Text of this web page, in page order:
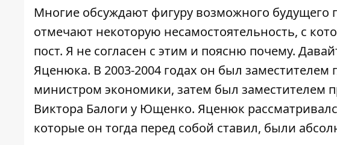
Многие обсуждают фигуру возможного будущего
отмечают некоторую несамостоятельность, с
пост. Я не согласен с этим и поясню почему.
Яценюка. В 2003-2004 годах он был заместителем
министром экономики, затем был заместителем
Виктора Балоги у Ющенко. Яценюк
которые он тогда перед собой ставил, были